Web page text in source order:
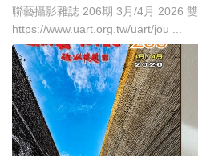
聯藝攝影雜誌 206期 3月/4月 2026
https://www.uart.org.tw/uart/jou ...